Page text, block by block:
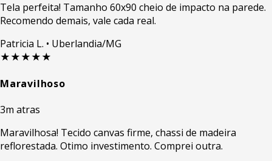
Tela perfeita! Tamanho 60x90 cheio de impacto na parede.
Recomendo demais, vale cada real.
Patricia L. • Uberlandia/MG
★★★★★
Maravilhoso
3m atras
Maravilhosa! Tecido canvas firme, chassi de madeira
reflorestada. Otimo investimento. Comprei outra.